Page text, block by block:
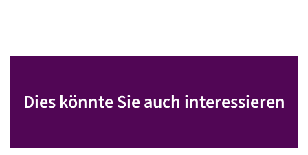
Dies könnte Sie auch interessieren